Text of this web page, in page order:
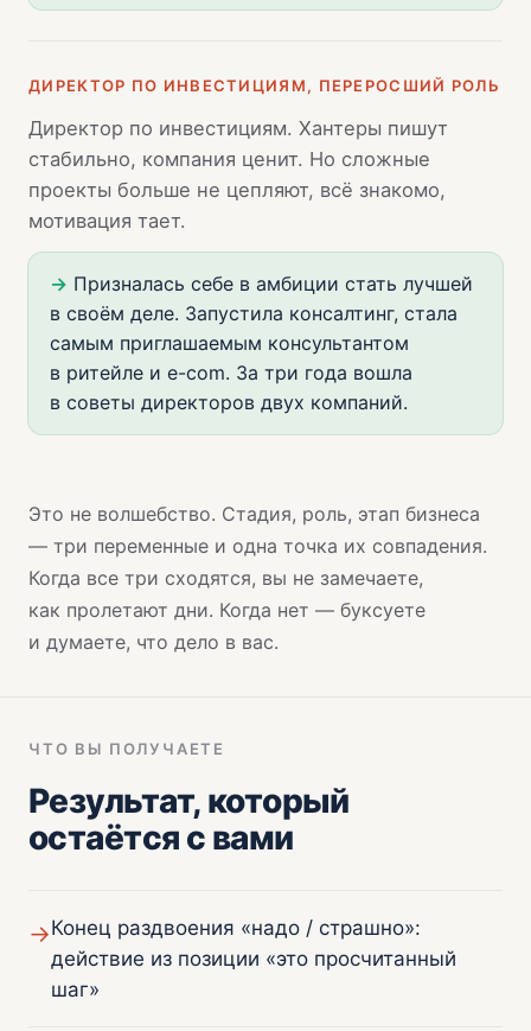
ДИРЕКТОР ПО ИНВЕСТИЦИЯМ, ПЕРЕРОСШИЙ РОЛЬ
Директор по инвестициям. Хантеры пишут
стабильно, компания ценит. Но сложные
проекты больше не цепляют, всё знакомо,
мотивация тает.
→ Призналась себе в амбиции стать лучшей
в своём деле. Запустила консалтинг, стала
самым приглашаемым консультантом
в ритейле и e-com. За три года вошла
в советы директоров двух компаний.
Это не волшебство. Стадия, роль, этап бизнеса
— три переменные и одна точка их совпадения.
Когда все три сходятся, вы не замечаете,
как пролетают дни. Когда нет — буксуете
и думаете, что дело в вас.
ЧТО ВЫ ПОЛУЧАЕТЕ
Результат, который
остаётся с вами
→Конец раздвоения «надо / страшно»:
действие из позиции «это просчитанный
шаг»